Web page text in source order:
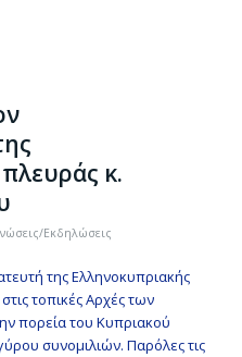
κ.
Εκδηλώσεις
της Ελληνοκυπριακής
τοπικές Αρχές των
πορεία του Κυπριακού
συνομιλιών. Παρόλες τις